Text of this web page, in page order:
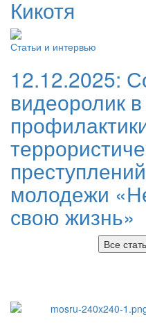
Кикотя
Статьи и интервью
12.12.2025:
видеоролик
молодежи
свою жизнь»
Все